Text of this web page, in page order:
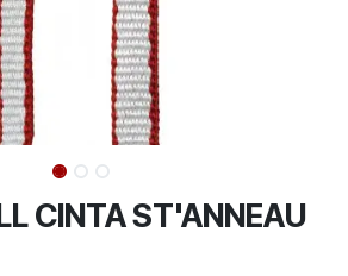
CINTA ST'ANNEAU